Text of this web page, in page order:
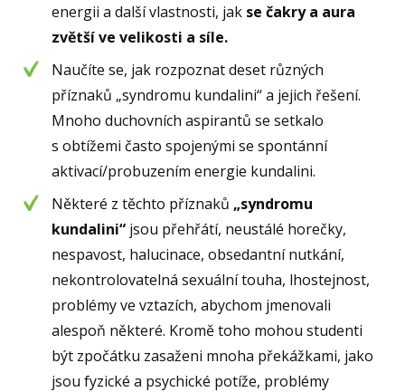
energii a další vlastnosti, jak se čakry a aura
zvětší ve velikosti a síle.
Naučíte se, jak rozpoznat deset různých
příznaků „syndromu kundalini“ a jejich řešení.
Mnoho duchovních aspirantů se setkalo
s obtížemi často spojenými se spontánní
aktivací/probuzením energie kundalini.
Některé z těchto příznaků „syndromu
kundalini“ jsou přehřátí, neustálé horečky,
nespavost, halucinace, obsedantní nutkání,
nekontrolovatelná sexuální touha, lhostejnost,
problémy ve vztazích, abychom jmenovali
alespoň některé. Kromě toho mohou studenti
být zpočátku zasaženi mnoha překážkami, jako
jsou fyzické a psychické potíže, problémy